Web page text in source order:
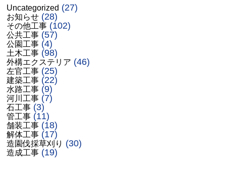
Uncategorized (27)
お知らせ (28)
その他工事 (102)
公共工事 (57)
公園工事 (4)
土木工事 (98)
外構エクステリア (46)
左官工事 (25)
建築工事 (22)
水路工事 (9)
河川工事 (7)
石工事 (3)
管工事 (11)
舗装工事 (18)
解体工事 (17)
造園伐採草刈り (30)
造成工事 (19)